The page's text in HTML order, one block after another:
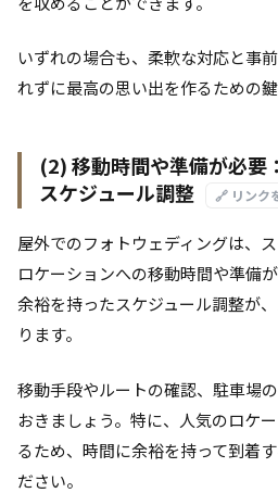
いずれの場合も、柔軟な対応と事
れずに最高の思い出を作るための鍵
(2) 移動時間や準備が必要
スケジュール調整
🔗 リンク
屋外でのフォトウェディングは、
ロケーションへの移動時間や準備
余裕を持ったスケジュール調整が
ります。
移動手段やルートの確認、駐車場
おきましょう。特に、人気のロケ
るため、時間に余裕を持って到着
ださい。